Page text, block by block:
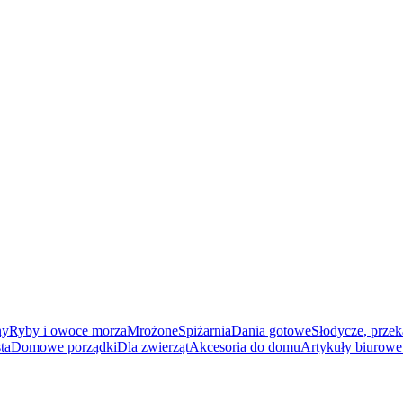
Ryby i owoce morzaMrożoneSpiżarniaDania gotoweSłodycze,
Domowe porządkiDla zwierzątAkcesoria do domuArtykuły